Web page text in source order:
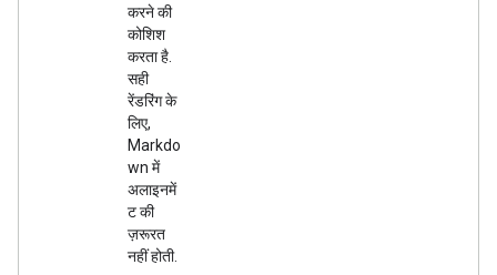
करने की
कोशिश
करता है.
सही
रेंडरिंग के
लिए,
Markdo
wn में
अलाइनमें
ट की
ज़रूरत
नहीं होती.